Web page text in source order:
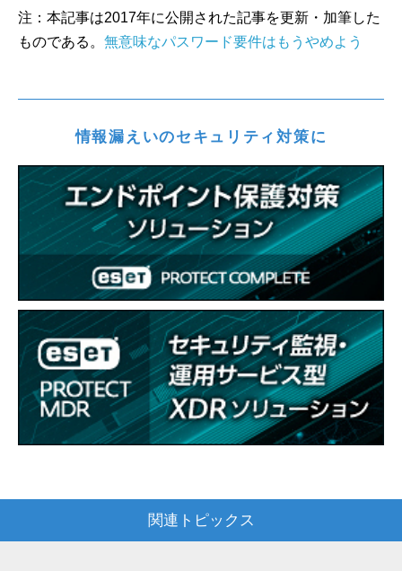
注：本記事は2017年に公開された記事を更新・加筆した
ものである。 無意味なパスワード要件はもうやめよう
情報漏えいのセキュリティ対策に
関連トピックス